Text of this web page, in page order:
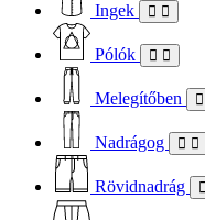
Ingek
Pólók
Melegítőben
Nadrágog
Rövidnadrág